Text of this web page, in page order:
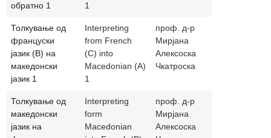
обратно 1
1
Толкување од
француски
јазик (В) на
македонски
јазик 1
Interpreting
from French
(C) into
Macedonian (A)
1
проф. д-р
Мирјана
Алексоска
Чкатроска
Толкување од
македонски
јазик на
Interpreting
form
Macedonian
проф. д-р
Мирјана
Алексоска